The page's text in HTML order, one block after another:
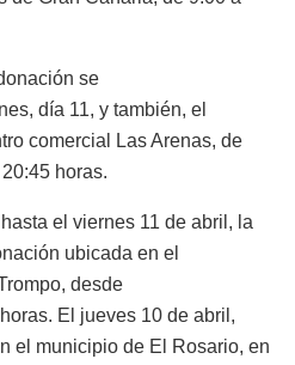
se
día 11, y también, el
comercial Las Arenas, de
horas.
el viernes 11 de abril, la
ubicada en el
desde
El jueves 10 de abril,
el municipio de El Rosario, en